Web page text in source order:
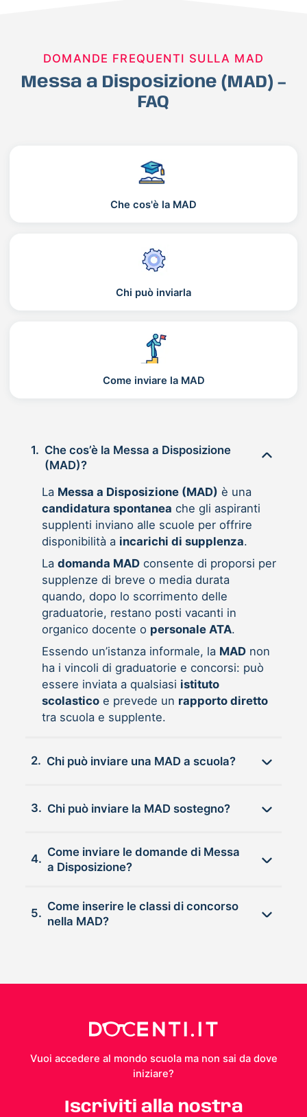
DOMANDE FREQUENTI SULLA MAD
Messa a Disposizione (MAD) –
FAQ
Che cos'è la MAD
Chi può inviarla
Come inviare la MAD
1. Che cos’è la Messa a Disposizione
(MAD)?
La Messa a Disposizione (MAD) è una
candidatura spontanea che gli aspiranti
supplenti inviano alle scuole per offrire
disponibilità a incarichi di supplenza.
La domanda MADconsente di proporsi per
supplenze di breve o media durata
quando, dopo lo scorrimento delle
graduatorie, restano posti vacanti in
organico docente o personale ATA.
Essendo un’istanza informale, la MADnon
ha i vincoli di graduatorie e concorsi: può
essere inviata a qualsiasi istituto
scolasticoe prevede un rapporto diretto
tra scuola e supplente.
2. Chi può inviare una MAD a scuola?
3. Chi può inviare la MAD sostegno?
4.
Come inviare le domande di Messa
a Disposizione?
5.
Come inserire le classi di concorso
nella MAD?
Vuoi accedere al mondo scuola ma non sai da dove
iniziare?
Iscriviti alla nostra